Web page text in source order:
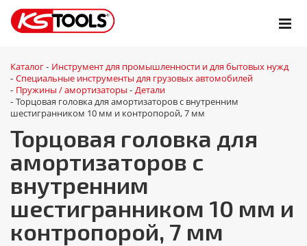
Каталог - Инструмент для промышленности и для бытовых нужд
- Специальные инструменты для грузовых автомобилей
- Пружины / амортизаторы - Детали
- Торцовая головка для амортизаторов с внутренним
шестигранником 10 мм и контропорой, 7 мм
Торцовая головка для
амортизаторов с
внутренним
шестигранником 10 мм и
контропорой, 7 мм